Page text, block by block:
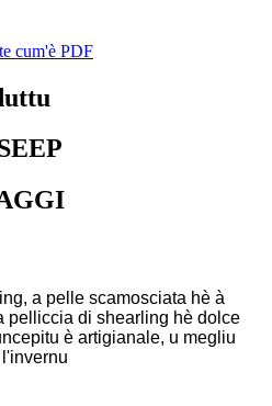
cum'è PDF
a pelle scamosciata hè à
pelliccia di shearling hè dolce
è ​​artigianale, u megliu